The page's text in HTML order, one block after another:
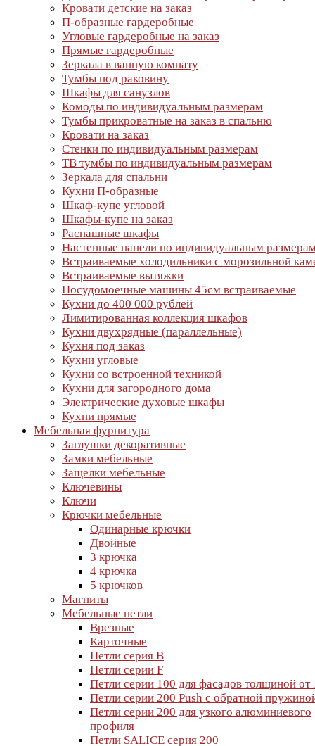
Кровати детские на заказ
П-образные гардеробные
Угловые гардеробные на заказ
Прямые гардеробные
Зеркала в ванную комнату
Тумбы под раковину
Шкафы для санузлов
Комоды по индивидуальным размерам
Тумбы прикроватные на заказ в спальню
Кровати на заказ
Стенки по индивидуальным размерам
ТВ тумбы по индивидуальным размерам
Зеркала для спальни
Кухни П-образные
Шкаф-купе угловой
Шкафы-купе на заказ
Распашные шкафы
Настенные панели по индивидуальным
Встраиваемые холодильники с морозильной
Встраиваемые вытяжки
Посудомоечные машины 45см встраиваемые
Кухни до 400 000 рублей
Лимитированная коллекция шкафов
Кухни двухрядные (параллельные)
Кухня под заказ
Кухни угловые
Кухни со встроенной техникой
Кухни для загородного дома
Электрические духовые шкафы
Кухни прямые
Мебельная фурнитура
Заглушки декоративные
Замки мебельные
Защелки мебельные
Ключевины
Ключи
Крючки мебельные
Одинарные крючки
Двойные
3 крючка
4 крючка
5 крючков
Магниты
Мебельные петли
Врезные
Карточные
Петли серия B
Петли серии F
Петли серии 100 для фасадов толщиной
Петли серии 200 Push с обратной
Петли серии 200 для узкого алюминиевого
профиля
Петли SALICE серия 200